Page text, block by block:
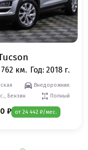
км. Год: 2018 г.
Внедорожник
Бензин
Полный
₽ от 24 442 ₽/мес.